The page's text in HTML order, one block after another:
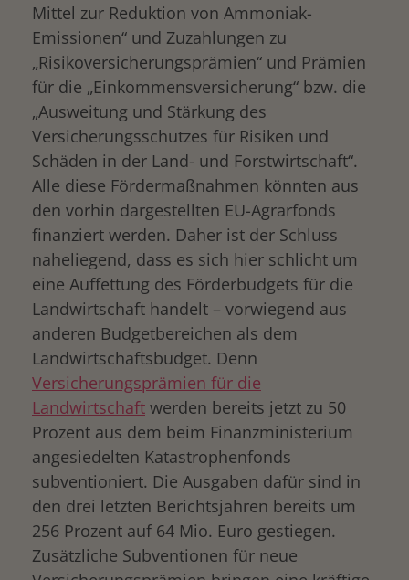
Mittel zur Reduktion von Ammoniak-
Emissionen“ und Zuzahlungen zu
„Risikoversicherungsprämien“ und Prämien
für die „Einkommensversicherung“ bzw. die
„Ausweitung und Stärkung des
Versicherungsschutzes für Risiken und
Schäden in der Land- und Forstwirtschaft“.
Alle diese Fördermaßnahmen könnten aus
den vorhin dargestellten EU-Agrarfonds
finanziert werden. Daher ist der Schluss
naheliegend, dass es sich hier schlicht um
eine Auffettung des Förderbudgets für die
Landwirtschaft handelt – vorwiegend aus
anderen Budgetbereichen als dem
Landwirtschaftsbudget. Denn
Versicherungsprämien für die
Landwirtschaft werden bereits jetzt zu 50
Prozent aus dem beim Finanzministerium
angesiedelten Katastrophenfonds
subventioniert. Die Ausgaben dafür sind in
den drei letzten Berichtsjahren bereits um
256 Prozent auf 64 Mio. Euro gestiegen.
Zusätzliche Subventionen für neue